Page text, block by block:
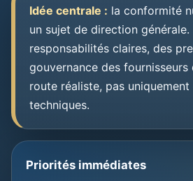
Idée centrale : la conformité
un sujet de direction
responsabilités claires, des
gouvernance des
route réaliste, pas
techniques.
Priorités immédiates